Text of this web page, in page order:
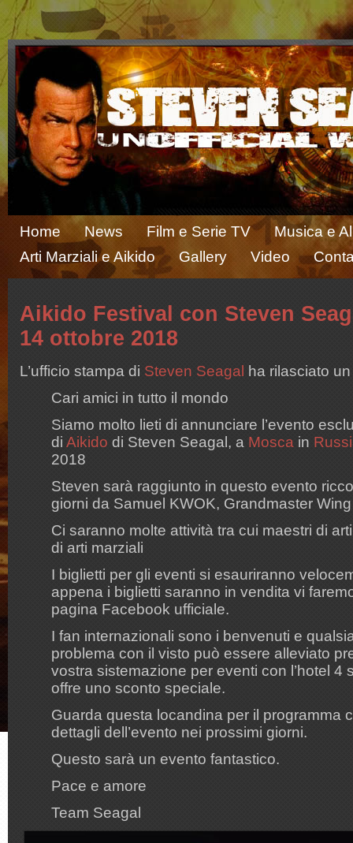
Home News Film e Serie TV
Musica e
Arti Marziali e Aikido
Gallery Video
Aikido Festival con Steven
14 ottobre 2018
L’ufficio stampa di Steven Seagal
ha rilasciato
Cari amici in tutto il mondo
Siamo molto lieti di annunciare l’evento
di Aikido di Steven Seagal, a Mosca in
2018
Steven sarà raggiunto in questo evento
giorni da Samuel KWOK, Grandmaster
Ci saranno molte attività tra cui maestri di
di arti marziali
I biglietti per gli eventi si esauriranno
appena i biglietti saranno in vendita vi
pagina Facebook ufficiale.
I fan internazionali sono i benvenuti e
problema con il visto può essere alleviato
vostra sistemazione per eventi con l’hotel 4
offre uno sconto speciale.
Guarda questa locandina per il programma
dettagli dell’evento nei prossimi giorni.
Questo sarà un evento fantastico.
Pace e amore
Team Seagal